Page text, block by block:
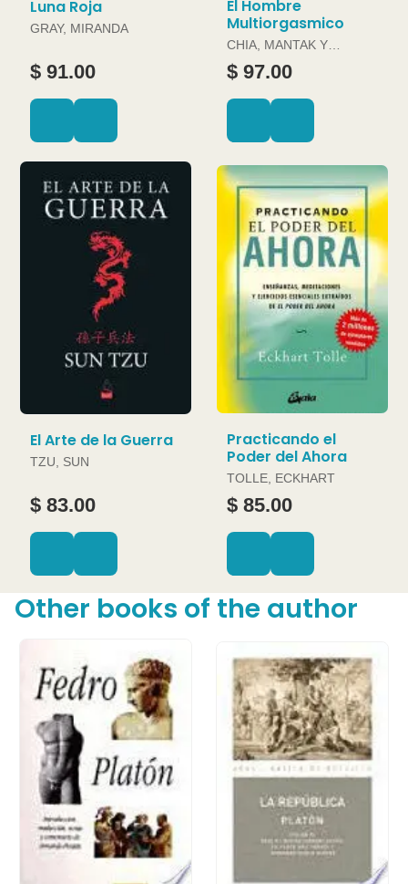
Luna Roja
GRAY, MIRANDA
$ 91.00
El Hombre
Multiorgasmico
CHIA, MANTAK Y
DOUGLAS ABRAMS
$ 97.00
El Arte de la Guerra
TZU, SUN
$ 83.00
Practicando el
Poder del Ahora
TOLLE, ECKHART
$ 85.00
Other books of the author